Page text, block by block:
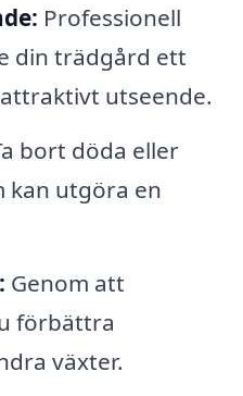
Professionell
din trädgård ett
utseende.
bort döda eller
kan utgöra en
Genom att
förbättra
växter.